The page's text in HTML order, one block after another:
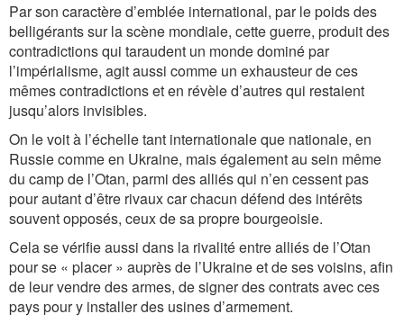
Par son caractère d’emblée international, par le poids des
belligérants sur la scène mondiale, cette guerre, produit des
contradictions qui taraudent un monde dominé par
l’impérialisme, agit aussi comme un exhausteur de ces
mêmes contradictions et en révèle d’autres qui restaient
jusqu’alors invisibles.
On le voit à l’échelle tant internationale que nationale, en
Russie comme en Ukraine, mais également au sein même
du camp de l’Otan, parmi des alliés qui n’en cessent pas
pour autant d’être rivaux car chacun défend des intérêts
souvent opposés, ceux de sa propre bourgeoisie.
Cela se vérifie aussi dans la rivalité entre alliés de l’Otan
pour se « placer » auprès de l’Ukraine et de ses voisins, afin
de leur vendre des armes, de signer des contrats avec ces
pays pour y installer des usines d’armement.